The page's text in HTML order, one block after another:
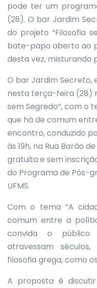
pode ter um
(28). O bar Jardim
do projeto “Filosofia
bate-papo aberto ao
desta vez, misturando
O bar Jardim Secreto,
nesta terça-feira (28)
sem Segredo”, com o
que há de comum
encontro, conduzido
às 19h, na Rua Barão
gratuita e sem
do Programa de Pós-
UFMS.
Com o tema “A
comum entre a
convida o
atravessam
filosofia grega, como
A proposta é